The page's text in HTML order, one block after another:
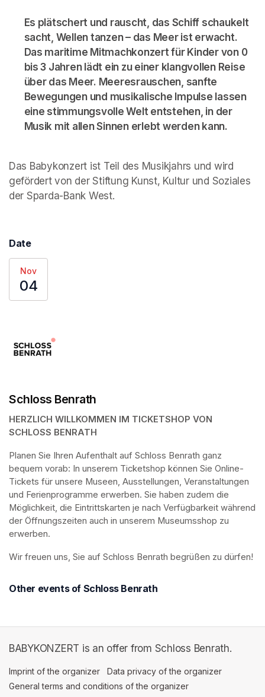
Es plätschert und rauscht, das Schiff schaukelt
sacht, Wellen tanzen – das Meer ist erwacht.
Das maritime Mitmachkonzert für Kinder von 0
bis 3 Jahren lädt ein zu einer klangvollen Reise
über das Meer. Meeresrauschen, sanfte
Bewegungen und musikalische Impulse lassen
eine stimmungsvolle Welt entstehen, in der
Musik mit allen Sinnen erlebt werden kann.
Das Babykonzert ist Teil des Musikjahrs und wird
gefördert von der Stiftung Kunst, Kultur und Soziales
der Sparda-Bank West.
Date
Nov
04
Schloss Benrath
HERZLICH WILLKOMMEN IM TICKETSHOP VON
SCHLOSS BENRATH
Planen Sie Ihren Aufenthalt auf Schloss Benrath ganz
bequem vorab: In unserem Ticketshop können Sie Online-
Tickets für unsere Museen, Ausstellungen, Veranstaltungen
und Ferienprogramme erwerben. Sie haben zudem die
Möglichkeit, die Eintrittskarten je nach Verfügbarkeit während
der Öffnungszeiten auch in unserem Museumsshop zu
erwerben.
Wir freuen uns, Sie auf Schloss Benrath begrüßen zu dürfen!
Other events of Schloss Benrath
BABYKONZERT is an offer from Schloss Benrath.
Imprint of the organizer (opens in a new tab)
Data privacy of the organizer
General terms and conditions of the organizer